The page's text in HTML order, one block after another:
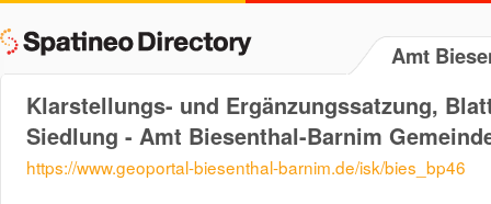
Amt
Klarstellungs- und Ergänzungssatzung,
Siedlung - Amt Biesenthal-Barnim
https://www.geoportal-biesenthal-barnim.de/isk/bies_bp46